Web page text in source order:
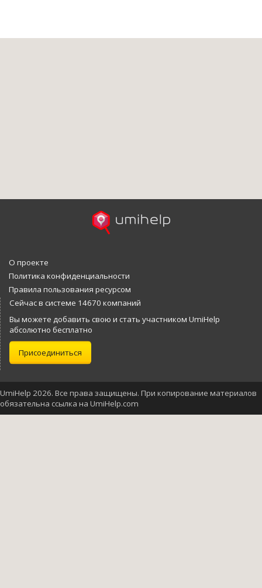
О проекте
Политика конфиденциальности
Правила пользования ресурсом
Сейчас в системе 14670 компаний
Вы можете добавить свою и стать участником UmiHelp
абсолютно бесплатно
Присоединиться
UmiHelp 2026. Все права защищены. При копирование материалов
обязательна ссылка на UmiHelp.com